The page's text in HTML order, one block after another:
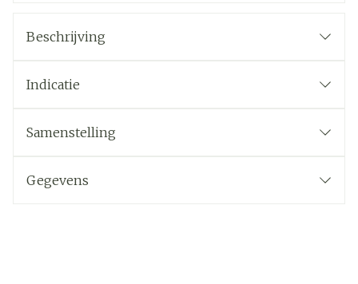
Beschrijving
Indicatie
Samenstelling
Gegevens